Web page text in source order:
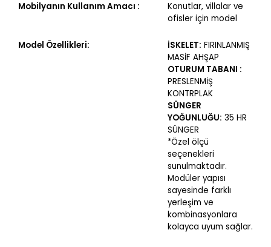
Mobilyanın Kullanım Amacı :
Konutlar, villalar ve
ofisler için model
Model Özellikleri: İSKELET: FIRINLANMIŞ
MASİF AHŞAP
OTURUM TABANI :
PRESLENMİŞ
KONTRPLAK
SÜNGER
YOĞUNLUĞU: 35 HR
SÜNGER
*Özel ölçü
seçenekleri
sunulmaktadır.
Modüler yapısı
sayesinde farklı
yerleşim ve
kombinasyonlara
kolayca uyum sağlar.